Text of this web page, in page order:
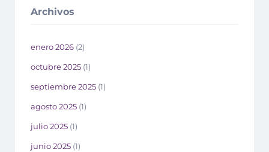
Archivos
enero 2026 (2)
octubre 2025 (1)
septiembre 2025 (1)
agosto 2025 (1)
julio 2025 (1)
junio 2025 (1)